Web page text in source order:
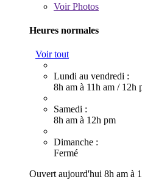
VoirPhotos
Heures normales
Voir tout
Lundi au vendredi :
8h am à 11h am / 12h
Samedi :
8h am à 12h pm
Dimanche :
Fermé
Ouvert aujourd'hui 8h am à